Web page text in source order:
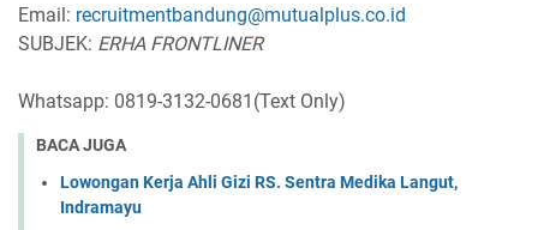
Email: recruitmentbandung@mutualplus.co.id
SUBJEK: ERHA FRONTLINER
Whatsapp: 0819-3132-0681(Text Only)
BACA JUGA
Lowongan Kerja Ahli Gizi RS. Sentra Medika Langut,
Indramayu